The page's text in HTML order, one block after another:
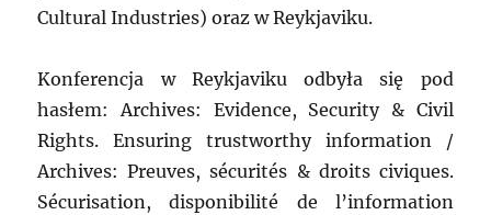
Cultural Industries) oraz w Reykjaviku.
Konferencja w Reykjaviku odbyła się pod
hasłem: Archives: Evidence, Security & Civil
Rights. Ensuring trustworthy information /
Archives: Preuves, sécurités & droits civiques.
Sécurisation, disponibilité de l’information